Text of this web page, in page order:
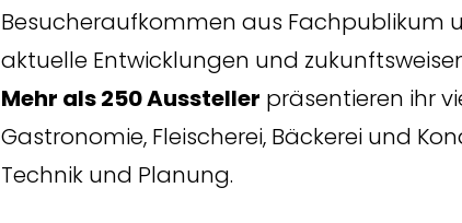
Besucheraufkommen aus Fachpublikum
aktuelle Entwicklungen und
Mehr als 250 Aussteller präsentieren ihr
Gastronomie, Fleischerei, Bäckerei und
Technik und Planung.